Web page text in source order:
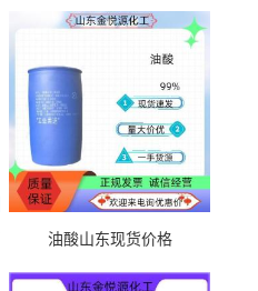
油酸山东现货价格